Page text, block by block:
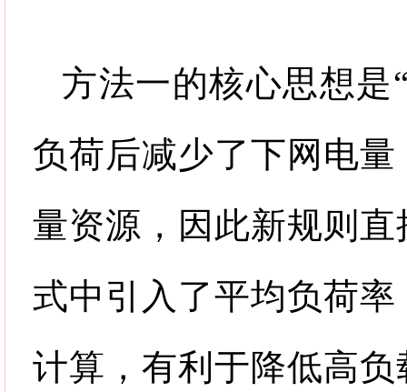
方法一的核心思想是
负荷后减少了下网电
量资源，因此新规则
式中引入了平均负荷
计算，有利于降低高